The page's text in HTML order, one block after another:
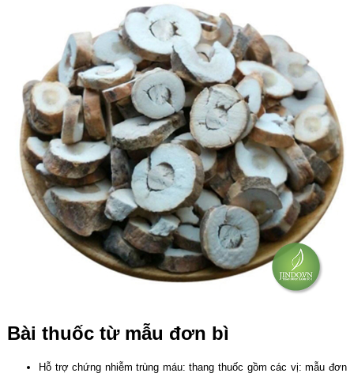
Bài thuốc từ mẫu đơn bì
Hỗ trợ chứng nhiễm trùng máu: thang thuốc gồm các vị: mẫu đơn